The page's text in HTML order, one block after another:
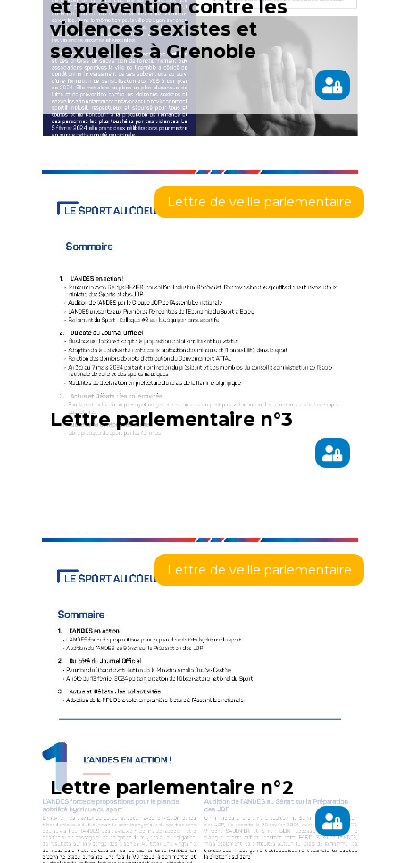
et prévention contre les
violences sexistes et
sexuelles à Grenoble
Lettre de veille parlementaire
Lettre parlementaire n°3
Lettre de veille parlementaire
Lettre parlementaire n°2